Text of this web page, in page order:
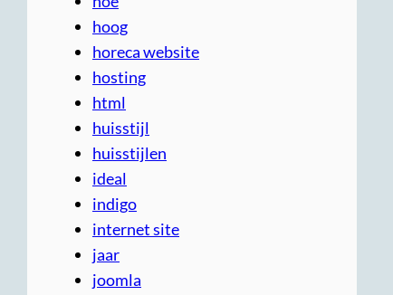
hoog
horeca website
hosting
html
huisstijl
huisstijlen
ideal
indigo
internet site
jaar
joomla